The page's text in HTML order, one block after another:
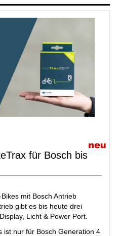
für Bosch bis
mit Bosch Antrieb
gibt es bis heute drei
Licht & Power Port.
ist nur für Bosch Generation 4